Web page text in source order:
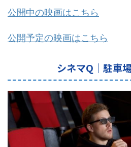
公開中の映画はこちら
公開予定の映画はこちら
シネマQ｜駐車